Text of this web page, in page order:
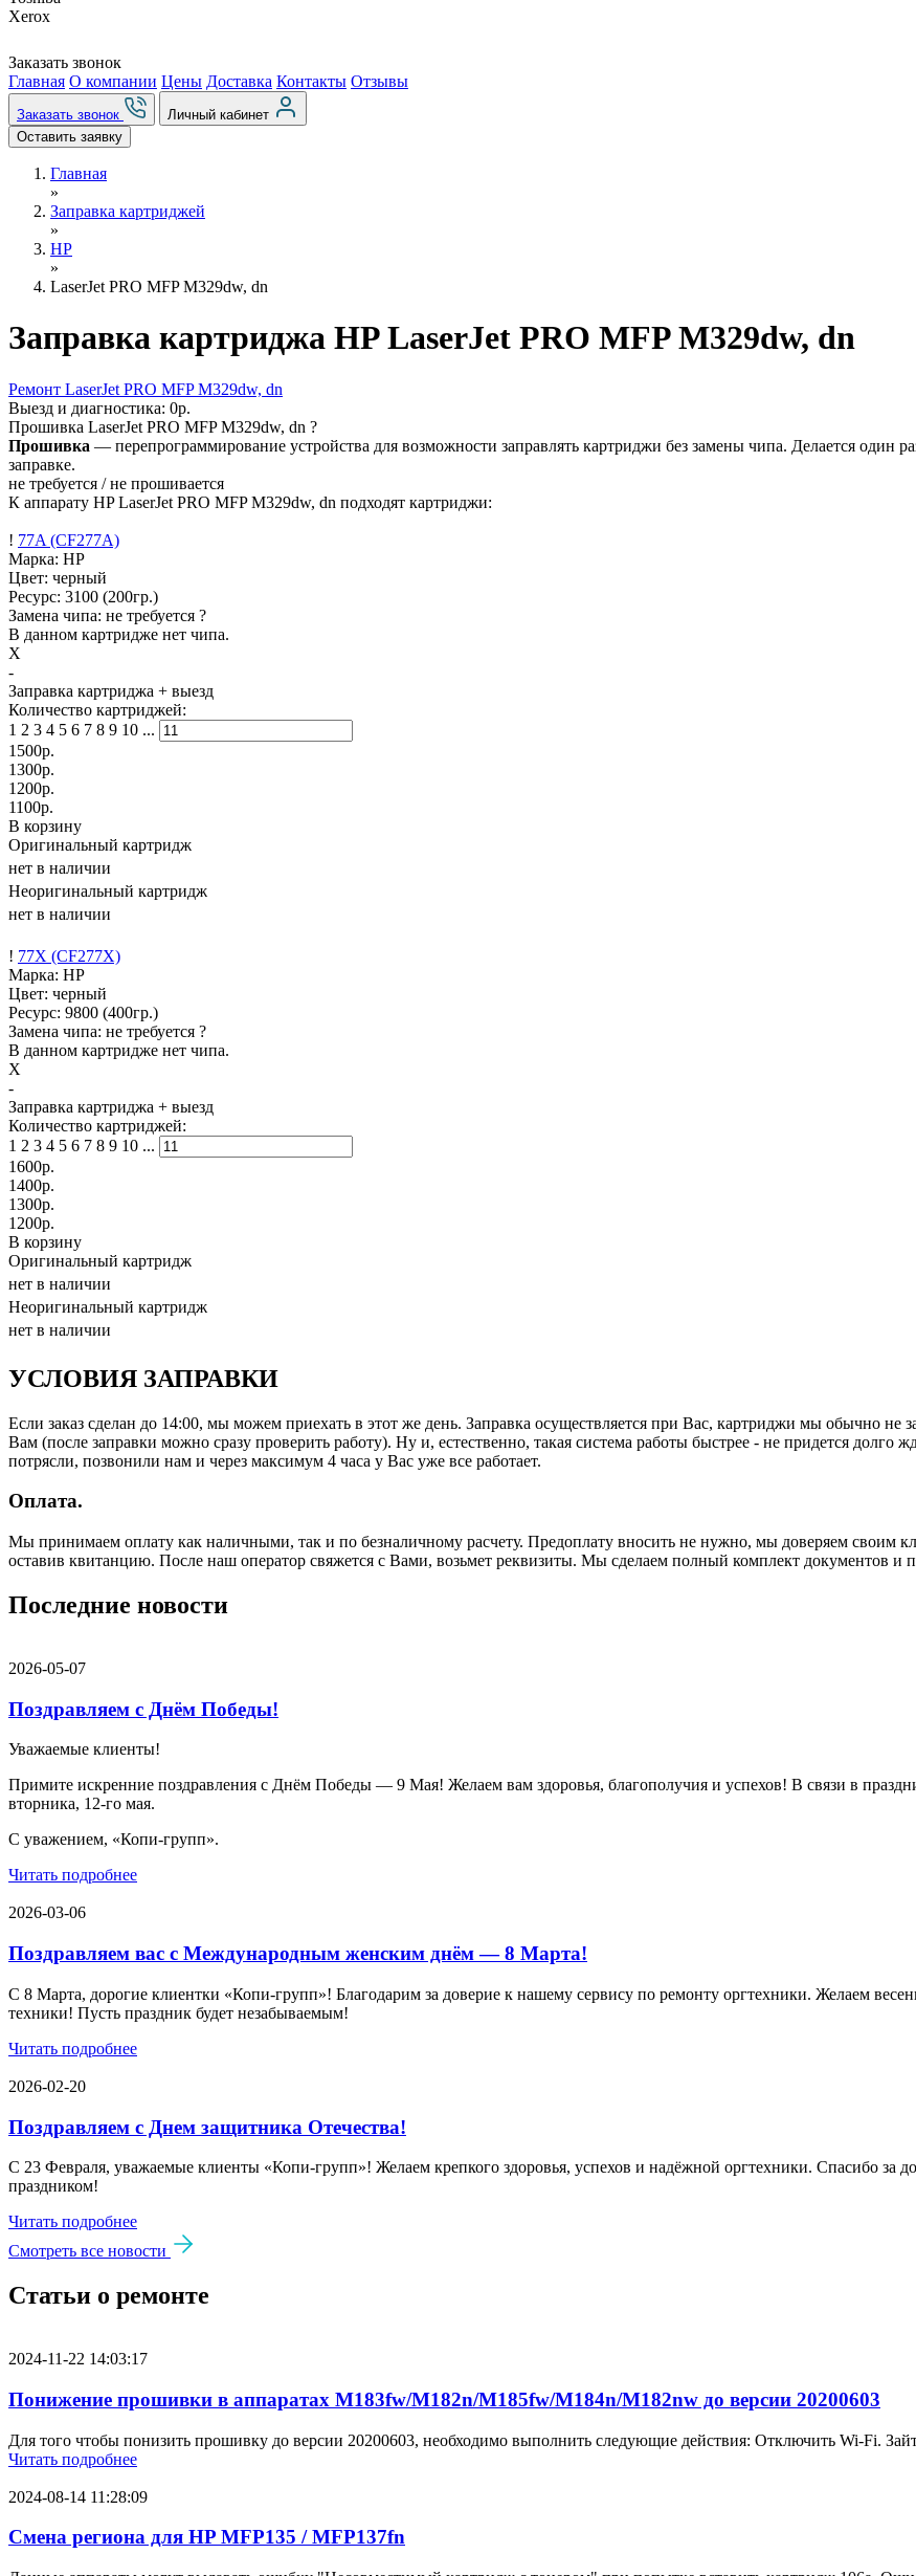
Xerox
Заказать звонок
Главная О компании Цены Доставка Контакты Отзывы
Заказать звонок
Личный кабинет
Оставить заявку
Главная
»
Заправка картриджей
»
HP
»
LaserJet PRO MFP M329dw, dn
Заправка картриджа HP LaserJet PRO MFP M329dw, dn
Ремонт LaserJet PRO MFP M329dw, dn
Выезд и диагностика: 0р.
Прошивка LaserJet PRO MFP M329dw, dn ?
Прошивка — перепрограммирование устройства для возможности заправлять картриджи без замены чипа. Делается один
заправке.
не требуется / не прошивается
К аппарату HP LaserJet PRO MFP M329dw, dn подходят картриджи:
! 77A (CF277A)
Марка: HP
Цвет: черный
Ресурс: 3100 (200гр.)
Замена чипа: не требуется ?
В данном картридже нет чипа.
X
-
Заправка картриджа + выезд
Количество картриджей:
1 2 3 4 5 6 7 8 9 10 ...
1500р.
1300р.
1200р.
1100р.
В корзину
Оригинальный картридж
нет в наличии
Неоригинальный картридж
нет в наличии
! 77X (CF277X)
Марка: HP
Цвет: черный
Ресурс: 9800 (400гр.)
Замена чипа: не требуется ?
В данном картридже нет чипа.
X
-
Заправка картриджа + выезд
Количество картриджей:
1 2 3 4 5 6 7 8 9 10 ...
1600р.
1400р.
1300р.
1200р.
В корзину
Оригинальный картридж
нет в наличии
Неоригинальный картридж
нет в наличии
УСЛОВИЯ ЗАПРАВКИ
Если заказ сделан до 14:00, мы можем приехать в этот же день. Заправка осуществляется при Вас, картриджи мы обычно не
Вам (после заправки можно сразу проверить работу). Ну и, естественно, такая система работы быстрее - не придется долго
потрясли, позвонили нам и через максимум 4 часа у Вас уже все работает.
Оплата.
Мы принимаем оплату как наличными, так и по безналичному расчету. Предоплату вносить не нужно, мы доверяем своим
оставив квитанцию. После наш оператор свяжется с Вами, возьмет реквизиты. Мы сделаем полный комплект документов и
Последние новости
2026-05-07
Поздравляем с Днём Победы!
Уважаемые клиенты!
Примите искренние поздравления с Днём Победы — 9 Мая! Желаем вам здоровья, благополучия и успехов! В связи в
вторника, 12-го мая.
С уважением, «Копи-групп».
Читать подробнее
2026-03-06
Поздравляем вас с Международным женским днём — 8 Марта!
С 8 Марта, дорогие клиентки «Копи‑групп»! Благодарим за доверие к нашему сервису по ремонту оргтехники. Желаем
техники! Пусть праздник будет незабываемым!
Читать подробнее
2026-02-20
Поздравляем с Днем защитника Отечества!
С 23 Февраля, уважаемые клиенты «Копи‑групп»! Желаем крепкого здоровья, успехов и надёжной оргтехники. Спасибо за
праздником!
Читать подробнее
Смотреть все новости
Статьи о ремонте
2024-11-22 14:03:17
Понижение прошивки в аппаратах M183fw/M182n/M185fw/M184n/M182nw до версии 20200603
Для того чтобы понизить прошивку до версии 20200603, необходимо выполнить следующие действия: Отключить Wi-Fi.
Читать подробнее
2024-08-14 11:28:09
Смена региона для HP MFP135 / MFP137fn